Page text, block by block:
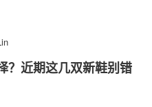
？近期这几双新鞋别错